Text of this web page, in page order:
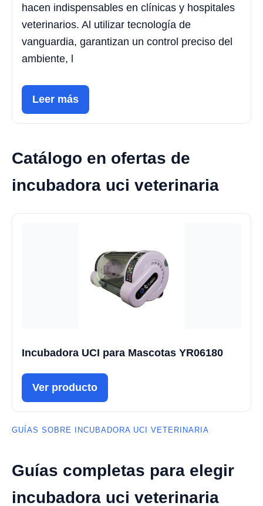
hacen indispensables en clínicas y hospitales
veterinarios. Al utilizar tecnología de
vanguardia, garantizan un control preciso del
ambiente, l
Leer más
Catálogo en ofertas de
incubadora uci veterinaria
Incubadora UCI para Mascotas YR06180
Ver producto
GUÍAS SOBRE INCUBADORA UCI VETERINARIA
Guías completas para elegir
incubadora uci veterinaria